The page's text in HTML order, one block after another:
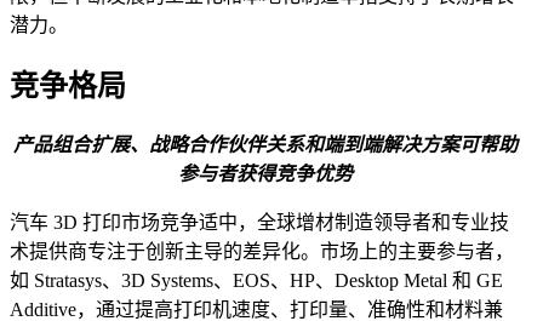
潜力。
竞争格局
产品组合扩展、战略合作伙伴关系和端到端解决方案可帮助
参与者获得竞争优势
汽车 3D 打印市场竞争适中，全球增材制造领导者和专业技
术提供商专注于创新主导的差异化。市场上的主要参与者，
如 Stratasys、3D Systems、EOS、HP、Desktop Metal 和 GE
Additive，通过提高打印机速度、打印量、准确性和材料兼